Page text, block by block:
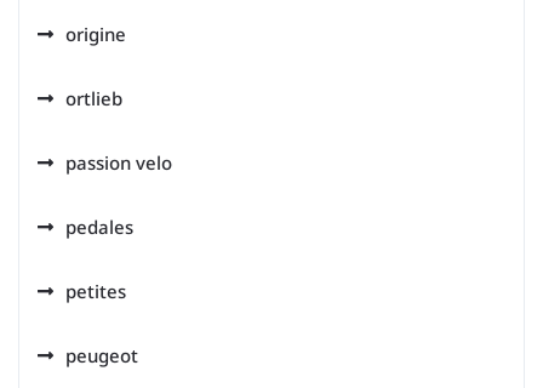
origine
ortlieb
passion velo
pedales
petites
peugeot